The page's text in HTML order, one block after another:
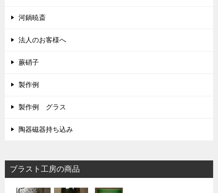
河鍋暁斎
法人のお客様へ
蕨硝子
製作例
製作例 グラス
陶器磁器持ち込み
ブラスト工房の商品